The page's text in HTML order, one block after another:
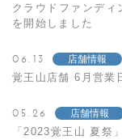
クラウドファンデ
を開始しました
06.13 店舗情報
覚王山店舗 6月営業
05.26 店舗情報
「2023覚王山 夏祭